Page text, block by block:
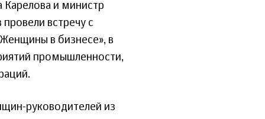
Карелова и министр
встречу с
в бизнесе», в
промышленности,
руководителей из